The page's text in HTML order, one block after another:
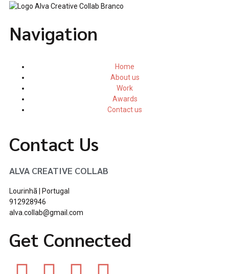
Navigation
Home
About us
Work
Awards
Contact us
Contact Us
ALVA CREATIVE COLLAB
Lourinhã | Portugal
912928946
alva.collab@gmail.com
Get Connected